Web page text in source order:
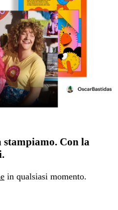
stampiamo. Con la
in qualsiasi momento.